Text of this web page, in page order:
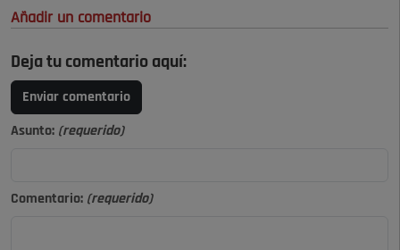
Añadir un comentario
Deja tu comentario aquí:
Enviar comentario
Asunto: (requerido)
Comentario: (requerido)